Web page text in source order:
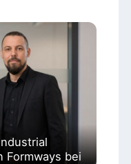
Formways bei